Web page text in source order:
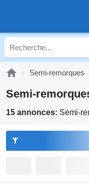
Semi-remorques
Semi-
15 annonces: Semi-